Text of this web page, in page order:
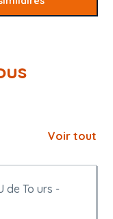
Voir tout
de To urs -